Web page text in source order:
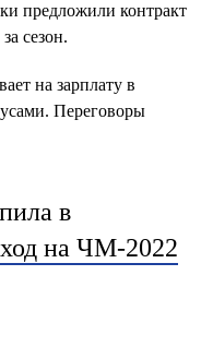
предложили контракт
сезон.
на зарплату в
Переговоры
в
на ЧМ-2022